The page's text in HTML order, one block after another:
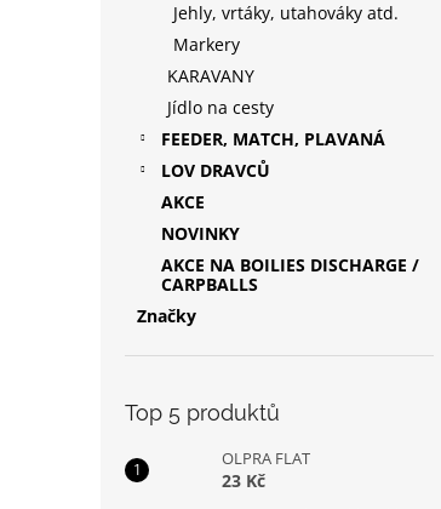
Jehly, vrtáky, utahováky atd.
Markery
KARAVANY
Jídlo na cesty
FEEDER, MATCH, PLAVANÁ
LOV DRAVCŮ
AKCE
NOVINKY
AKCE NA BOILIES DISCHARGE /
CARPBALLS
Značky
Top 5 produktů
OLPRA FLAT
23 Kč